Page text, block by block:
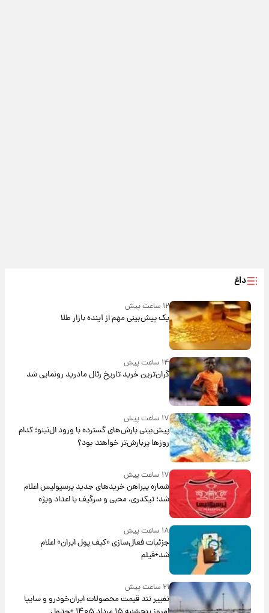
داغ
۱۲ ساعت پیش
یک پیش‌بینی مهم از آینده بازار طلا
۱۴ ساعت پیش
گران‌ترین خرید تاریخ رئال مادرید رونمایی شد
۱۷ ساعت پیش
پیش‌بینی بارش‌های گسترده با ورود ال‌نینو؛ کدام
روزها پربارش‌تر خواهند بود؟
۱۷ ساعت پیش
شماره پیراهن خریدهای جدید پرسپولیس اعلام
شد؛ تیکدری، محبی و سرگیف با اعداد ویژه
۱۸ ساعت پیش
جزئیات فعال‌سازی «کیف پول ایران» اعلام
شد+فیلم
۲۱ ساعت پیش
تغییر تند قیمت محصولات ایران‌خودرو و سایپا